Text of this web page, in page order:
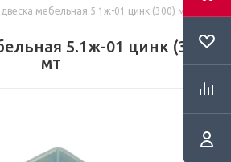
мебельная 5.1ж-01 цинк (300) мт
5.1ж-01 цинк (300)
мт